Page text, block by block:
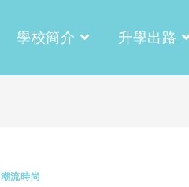
學校簡介 升學出路
潮流時尚